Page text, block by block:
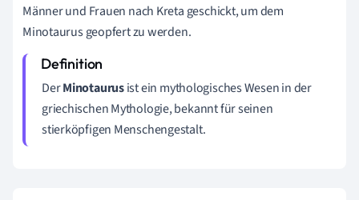
Männer und Frauen nach Kreta geschickt, um dem
Minotaurus geopfert zu werden.
DerMinotaurusist ein mythologisches Wesen in der
griechischen Mythologie, bekannt für seinen
stierköpfigen Menschengestalt.